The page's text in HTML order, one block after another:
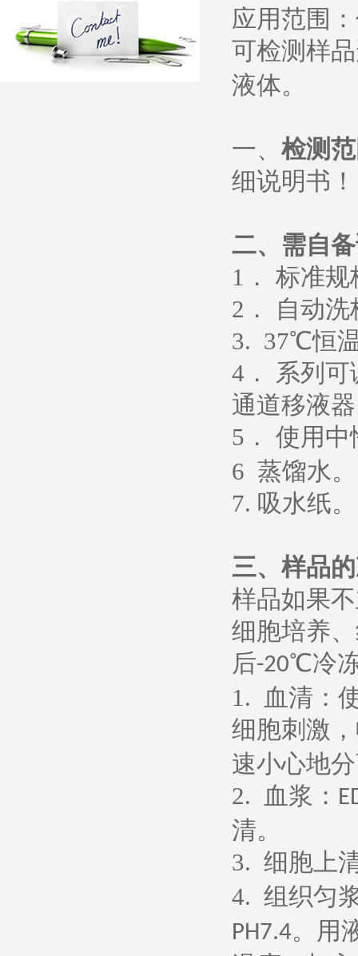
应用范围
可检测样
液体。
一、 检测
细说明书 ！
二、需自
1 ． 标准
2 ． 自动
3. 37℃恒
4 ． 系列
通道移液
5 ． 使用中
6 蒸馏水。
7. 吸水纸。
三、样品
样品如果
细胞培养
后-20℃冷
1.
血清：
细胞刺激
速小心地
2.
血浆：
清。
3. 细胞上
4. 组织匀
PH7.4。用